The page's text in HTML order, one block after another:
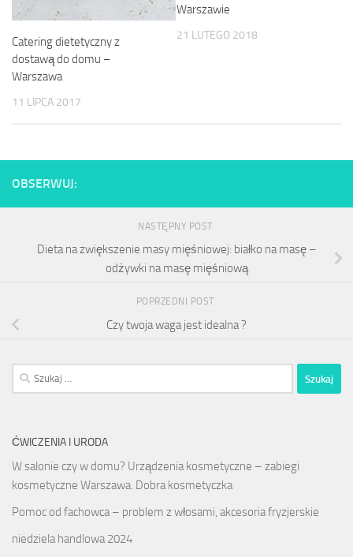
Catering dietetyczny z
dostawą do domu –
Warszawa
11 LIPCA 2017
Warszawie
21 LUTEGO 2018
OBSERWUJ:
NASTĘPNY POST
Dieta na zwiększenie masy mięśniowej: białko na masę –
odżywki na masę mięśniową
POPRZEDNI POST
Czy twoja waga jest idealna ?
Szukaj:
ĆWICZENIA I URODA
W salonie czy w domu? Urządzenia kosmetyczne – zabiegi
kosmetyczne Warszawa. Dobra kosmetyczka
Pomoc od fachowca – problem z włosami, akcesoria fryzjerskie
niedziela handlowa 2024